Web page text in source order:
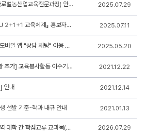
농산업교육전문과정) 안내◆ 2025.07.29
교육체계』 홍보자료 안내 2025.07.11
일 앱 "상담 채팅" 이용 안내 2025.05.20
봉사활동 이수기준 및 확인서 파일 탑재 2021.12.22
안내 2021.12.14
선발 기준-학과 내규 안내 2021.01.13
2026-2학기 광주전남권역 대학 간 학점교류 교과목(GJ) 안내 2026.07.29